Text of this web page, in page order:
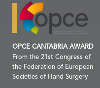
OPCE CANTABRIA AWARD
From the 21st Congress of
the Federation of European
Societies of Hand Surgery